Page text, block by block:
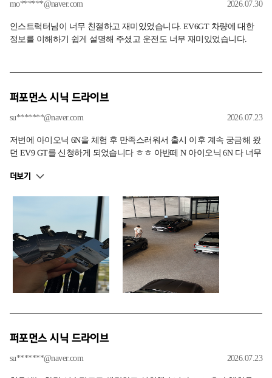
mo******@naver.com 2026.07.30
인스트럭터님이 너무 친절하고 재미있었습니다. EV6GT 차량에 대한
정보를 이해하기 쉽게 설명해 주셨고 운전도 너무 재미있었습니다.
퍼포먼스 시닉 드라이브
su*******@naver.com 2026.07.23
저번에 아이오닉 6N을 체험 후 만족스러워서 출시 이후 계속 궁금해 왔
던 EV9 GT를 신청하게 되었습니다 ㅎㅎ 아반떼 N 아이오닉 6N 다 너무
면 다음 구매도 SUV가 고려되어 꼭 체험해 보고 싶었어요 가장 큰 전기
출력을 느꼈고 아이 페달이 기존엔 너무 불편했지만 많은 개선을 거치
며 정말 편해진 것이 이번 시승의 가장 큰 충격이었던 것 같습니다 무료
로 시승 체험할 수 있게 해주셔서 감사합니다!
더보기
퍼포먼스 시닉 드라이브
su*******@naver.com 2026.07.23